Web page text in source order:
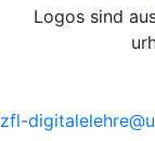
Logos sind
zfl-